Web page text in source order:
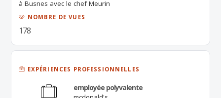
à Busnes avec le chef Meurin
NOMBRE DE VUES
178
EXPÉRIENCES PROFESSIONNELLES
employée polyvalente